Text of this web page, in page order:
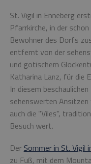
St. Vigil in Enneberg
Pfarrkirche, in der
Bewohner des Dorfs
entfernt von der
und gotischem
Katharina Lanz, für die
In diesem
sehenswerten Ansitzen
auch die "Viles",
Besuch wert.
Der Sommer in St. Vigil
zu Fuß, mit dem